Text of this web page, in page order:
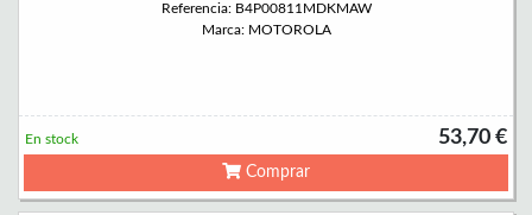
Referencia: B4P00811MDKMAW
Marca: MOTOROLA
53,70 €
En stock
Comprar